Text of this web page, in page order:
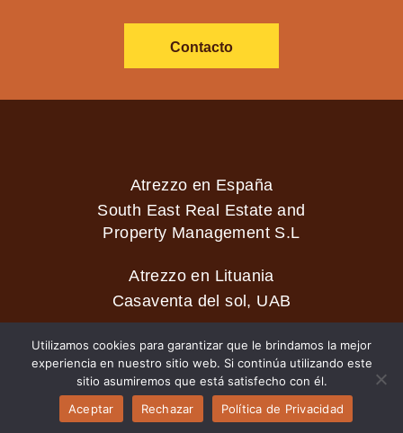
Contacto
Atrezzo en España
South East Real Estate and
Property Management S.L
Atrezzo en Lituania
Casaventa del sol, UAB
2026 © Casaventa del sol
Utilizamos cookies para garantizar que le brindamos la mejor
experiencia en nuestro sitio web. Si continúa utilizando este
sitio asumiremos que está satisfecho con él.
Aceptar
Rechazar Política de Privacidad